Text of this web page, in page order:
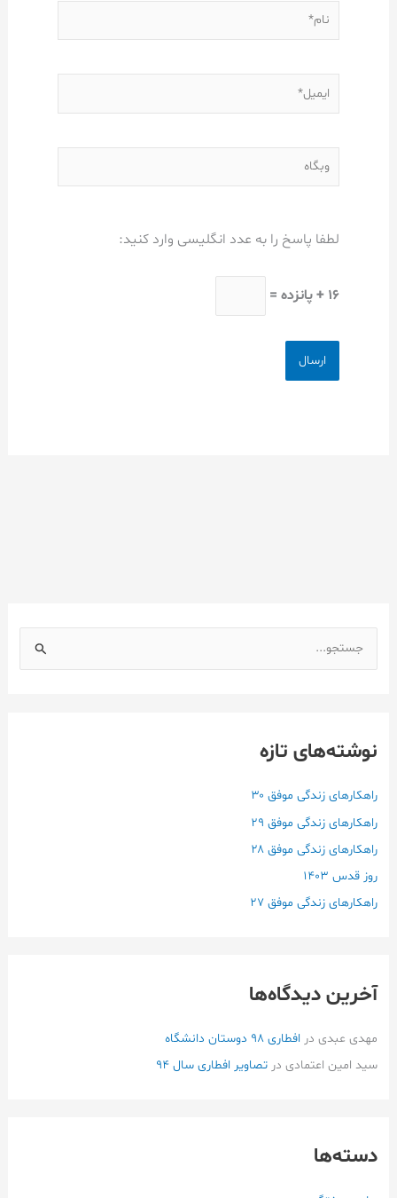
نام*
ایمیل*
وبگاه
لطفا پاسخ را به عدد انگلیسی وارد کنید:
16 + پانزده =
س
و
ر
ا
ی
نوشته‌های تازه
راهکارهای زندگی موفق ۳۰
راهکارهای زندگی موفق ۲۹
راهکارهای زندگی موفق ۲۸
روز قدس ۱۴۰3
راهکارهای زندگی موفق ۲۷
آخرین دیدگاه‌ها
مهدی عبدی در افطاری ۹۸ دوستان دانشگاه
سید امین اعتمادی درتصاویر افطاری سال 94
دسته‌ها